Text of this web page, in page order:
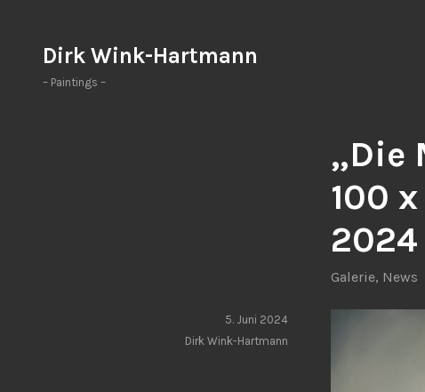
springen
Dirk Wink-Hartmann
– Paintings –
„Die
100
2024
Galerie, News
5. Juni 2024
Dirk Wink-Hartmann